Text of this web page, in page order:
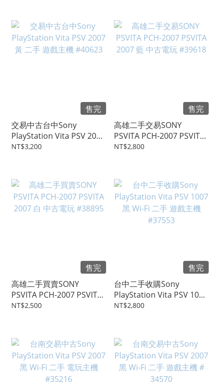
售完
交易中古台中Sony
PlayStation Vita PSV 2007
黃 二手 遊戲主機 #40623
NT$3,200
售完
高雄二手交易SONY
PSVITA PCH-2007 PSVITA
2007 藍 中古電玩 #39618
NT$2,800
售完
高雄二手買賣SONY
PSVITA PCH-2007 PSVITA
2007 白 中古電玩 #38895
NT$2,500
售完
台中二手收購Sony
PlayStation Vita PSV 1007
黑 Wi-Fi 二手 遊戲主機
NT$2,800